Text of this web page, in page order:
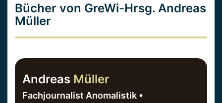
Bücher von GreWi-Hrsg. Andreas
Müller
Andreas Müller
Fachjournalist Anomalistik •